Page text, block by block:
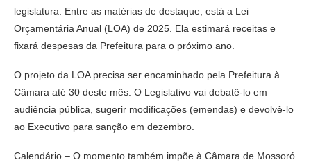
legislatura. Entre as matérias de destaque, está a Lei
Orçamentária Anual (LOA) de 2025. Ela estimará receitas e
fixará despesas da Prefeitura para o próximo ano.
O projeto da LOA precisa ser encaminhado pela Prefeitura à
Câmara até 30 deste mês. O Legislativo vai debatê-lo em
audiência pública, sugerir modificações (emendas) e devolvê-lo
ao Executivo para sanção em dezembro.
Calendário – O momento também impõe à Câmara de Mossoró